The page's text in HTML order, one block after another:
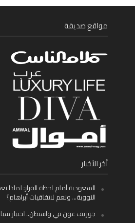
مواقع صديقة
أخر الأخبار
السعودية أمام لحظة القرار: لماذا
النووية… ونعم لاتفاقيات أبراهام؟
جوزيف عون في واشنطن.. اختبار